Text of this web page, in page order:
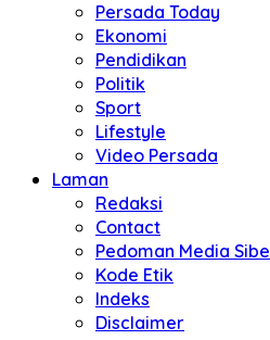
Persada Today
Ekonomi
Pendidikan
Politik
Sport
Lifestyle
Video Persada
Laman
Redaksi
Contact
Pedoman Media
Kode Etik
Indeks
Disclaimer